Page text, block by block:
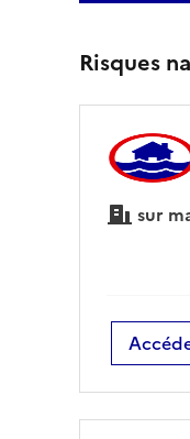
Risques
sur